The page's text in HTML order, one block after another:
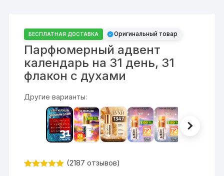
БЕСПЛАТНАЯ ДОСТАВКА Оригинальный товар
Парфюмерный адвент
календарь на 31 день, 31
флакон с духами
Другие варианты:
(2187 отзывов)